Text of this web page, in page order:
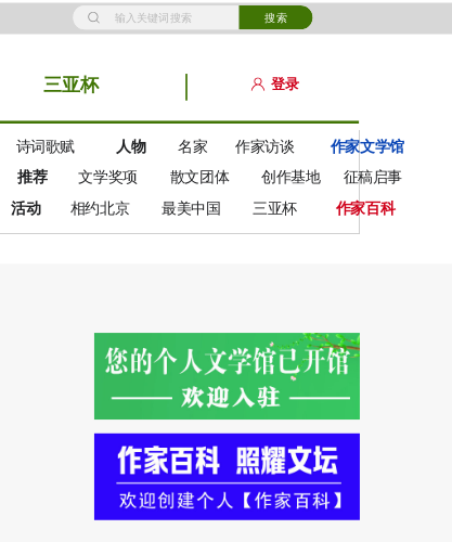
搜索
登录
三亚杯
诗词歌赋 人物 名家 作家访谈 作家文学馆
推荐 文学奖项 散文团体 创作基地
征稿启事
活动 相约北京 最美中国 三亚杯 作家百科